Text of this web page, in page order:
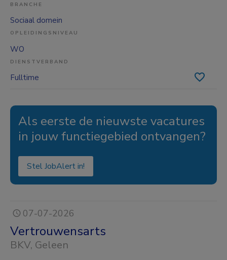
BRANCHE
Sociaal domein
OPLEIDINGSNIVEAU
WO
DIENSTVERBAND
Fulltime
Als eerste de nieuwste vacatures
in jouw functiegebied ontvangen?
Stel JobAlert in!
07-07-2026
Vertrouwensarts
BKV, Geleen